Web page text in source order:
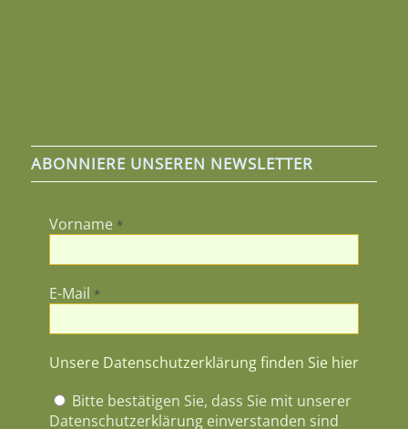
ABONNIERE UNSEREN NEWSLETTER
Vorname *
E-Mail *
Unsere Datenschutzerklärung finden Sie hier
Bitte bestätigen Sie, dass Sie mit unserer
Datenschutzerklärung einverstanden sind